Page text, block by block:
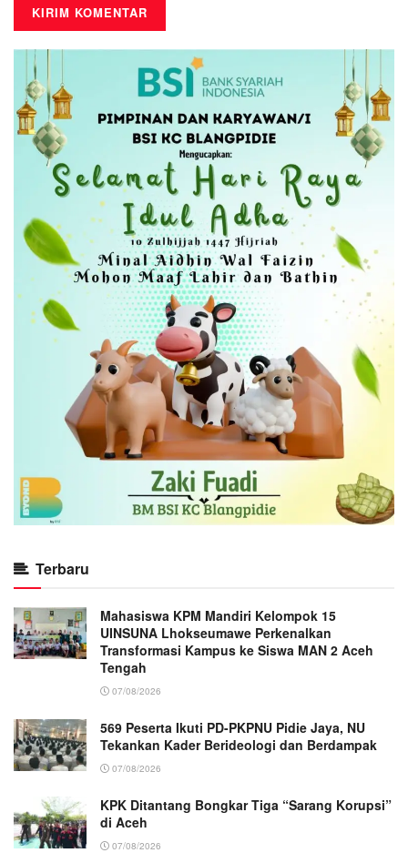
Terbaru
Mahasiswa KPM Mandiri Kelompok 15
UINSUNA Lhokseumawe Perkenalkan
Transformasi Kampus ke Siswa MAN 2 Aceh
Tengah
07/08/2026
569 Peserta Ikuti PD-PKPNU Pidie Jaya, NU
Tekankan Kader Berideologi dan Berdampak
07/08/2026
KPK Ditantang Bongkar Tiga “Sarang Korupsi”
di Aceh
07/08/2026